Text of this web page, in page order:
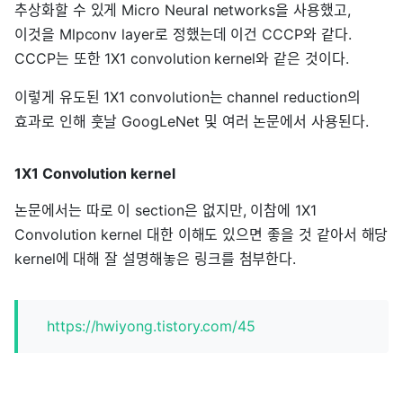
추상화할 수 있게 Micro Neural networks을 사용했고,
이것을 Mlpconv layer로 정했는데 이건 CCCP와 같다.
CCCP는 또한 1X1 convolution kernel와 같은 것이다.
이렇게 유도된 1X1 convolution는 channel reduction의
효과로 인해 훗날 GoogLeNet 및 여러 논문에서 사용된다.
1X1 Convolution kernel
논문에서는 따로 이 section은 없지만, 이참에 1X1
Convolution kernel 대한 이해도 있으면 좋을 것 같아서 해당
kernel에 대해 잘 설명해놓은 링크를 첨부한다.
https://hwiyong.tistory.com/45